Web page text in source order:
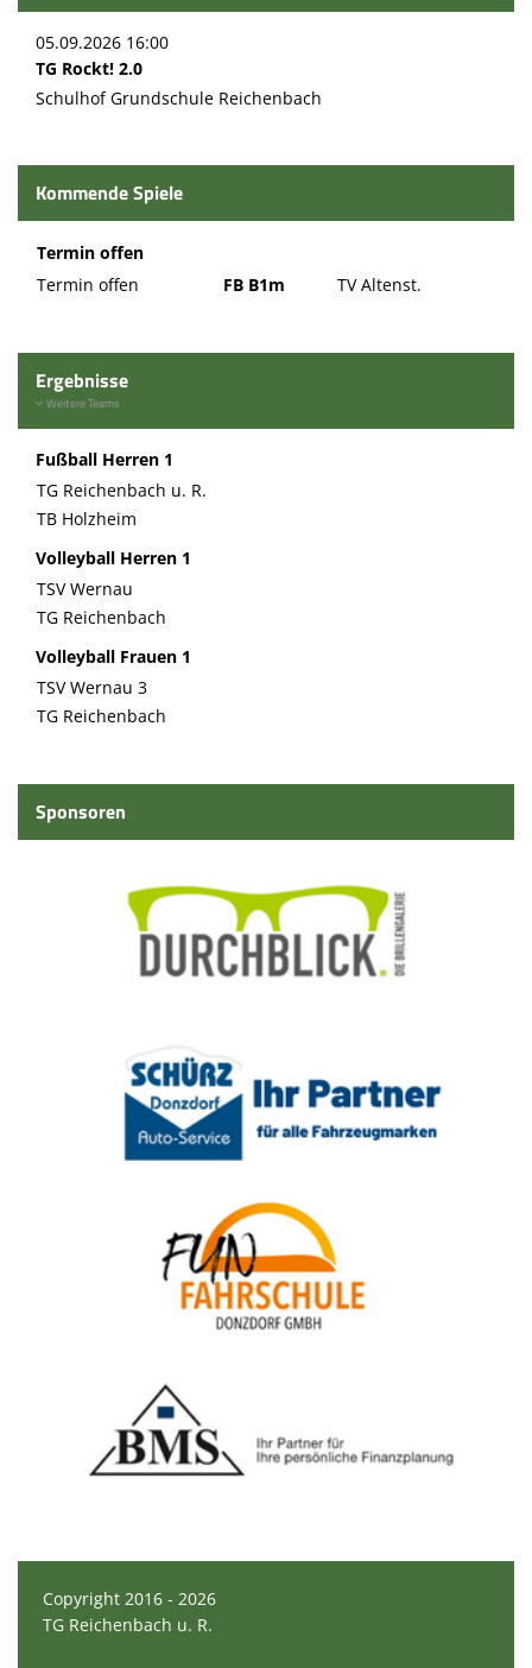
05.09.2026 16:00
TG Rockt! 2.0
Schulhof Grundschule Reichenbach
Kommende Spiele
Termin offen
Termin offen
FB B1m TV Altenst.
Ergebnisse
Weitere Teams
Fußball Herren 1
TG Reichenbach u. R.
TB Holzheim
Volleyball Herren 1
TSV Wernau
TG Reichenbach
Volleyball Frauen 1
TSV Wernau 3
TG Reichenbach
Sponsoren
Copyright 2016 - 2026
TG Reichenbach u. R.